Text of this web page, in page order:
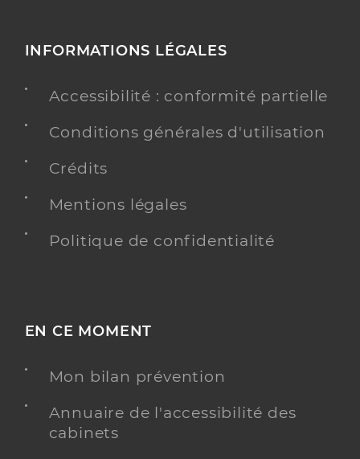
INFORMATIONS LÉGALES
Accessibilité : conformité partielle
Conditions générales d'utilisation
Crédits
Mentions légales
Politique de confidentialité
EN CE MOMENT
Mon bilan prévention
Annuaire de l'accessibilité des
cabinets